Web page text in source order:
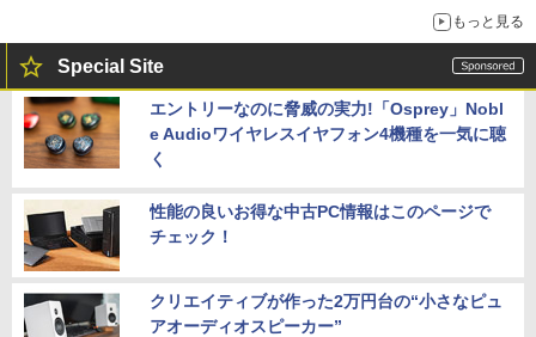
もっと見る
Special Site
エントリーなのに脅威の実力!「Osprey」Nobl
e Audioワイヤレスイヤフォン4機種を一気に聴
く
性能の良いお得な中古PC情報はこのページで
チェック！
クリエイティブが作った2万円台の“小さなピュ
アオーディオスピーカー”